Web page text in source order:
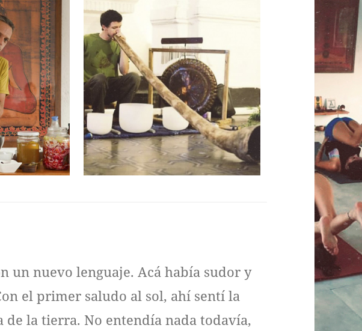
un nuevo lenguaje. Acá había sudor y
el primer saludo al sol, ahí sentí la
de la tierra. No entendía nada todavía,